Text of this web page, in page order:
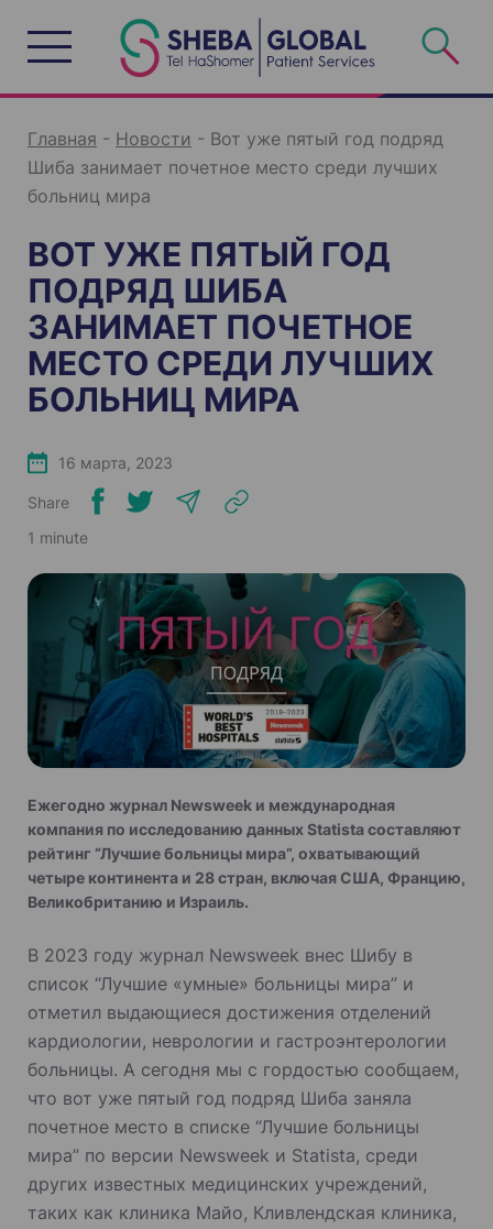
c
Главная - Новости - Вот уже пятый год подряд
Шиба занимает почетное место среди лучших
больниц мира
ВОТ УЖЕ ПЯТЫЙ ГОД
ПОДРЯД ШИБА
ЗАНИМАЕТ ПОЧЕТНОЕ
МЕСТО СРЕДИ ЛУЧШИХ
БОЛЬНИЦ МИРА
16 марта, 2023
Share
1 minute
Ежегодно журнал Newsweek и международная
компания по исследованию данных Statista составляют
рейтинг “Лучшие больницы мира”, охватывающий
четыре континента и 28 стран, включая США, Францию,
Великобританию и Израиль.
В 2023 году журнал Newsweek внес Шибу в
список “Лучшие «умные» больницы мира” и
отметил выдающиеся достижения отделений
кардиологии, неврологии и гастроэнтерологии
больницы. А сегодня мы с гордостью сообщаем,
что вот уже пятый год подряд Шиба заняла
почетное место в списке “Лучшие больницы
мира” по версии Newsweek и Statista, среди
других известных медицинских учреждений,
таких как клиника Майо, Кливлендская клиника,